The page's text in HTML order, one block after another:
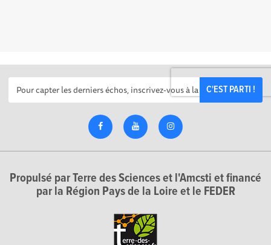
C'EST PARTI !
Propulsé par Terre des Sciences et l'Amcsti et financé
par la Région Pays de la Loire et le FEDER